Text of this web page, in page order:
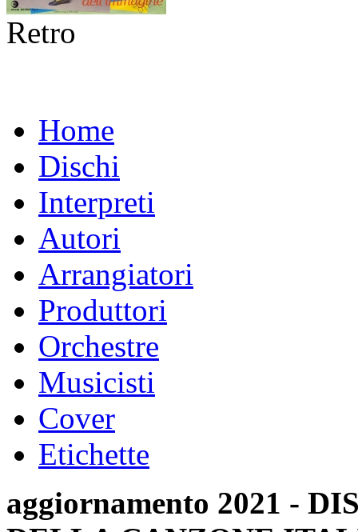
Retro
Home
Dischi
Interpreti
Autori
Arrangiatori
Produttori
Orchestre
Musicisti
Cover
Etichette
aggiornamento 2021 -